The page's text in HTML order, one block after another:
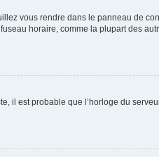
vous rendre dans le panneau de
horaire, comme la plupart des
il est probable que l’horloge du